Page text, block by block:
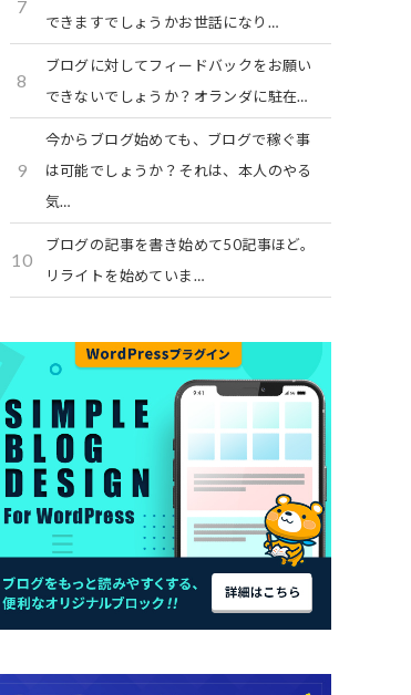
7
できますでしょうかお世話になり…
8
ブログに対してフィードバックをお願い
できないでしょうか？オランダに駐在…
9
今からブログ始めても、ブログで稼ぐ事
は可能でしょうか？それは、本人のやる
気…
10
ブログの記事を書き始めて50記事ほど。
リライトを始めていま…